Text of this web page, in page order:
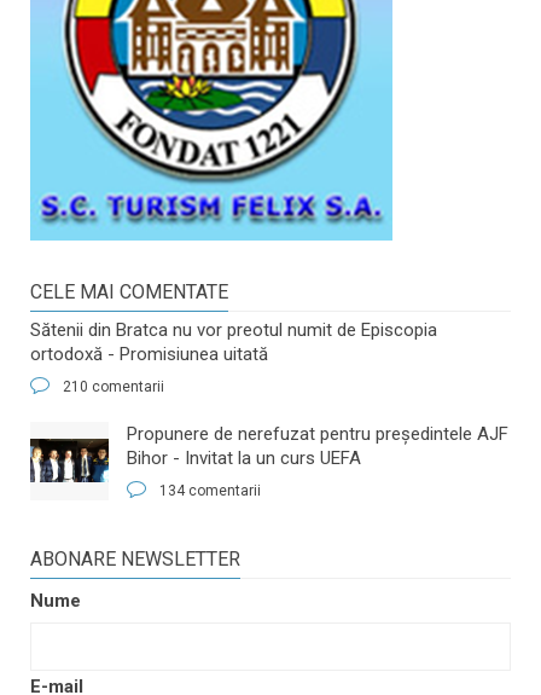
CELE MAI COMENTATE
Sătenii din Bratca nu vor preotul numit de Episcopia
ortodoxă - Promisiunea uitată
210 comentarii
​Propunere de nerefuzat pentru preşedintele AJF
Bihor - Invitat la un curs UEFA
134 comentarii
ABONARE NEWSLETTER
Nume
E-mail